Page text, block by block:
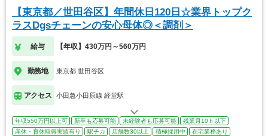
【東京都／世田谷区】年間休日120日☆業界トップク
ラスDgsチェーンの安心母体◎＜調剤＞
給与 【年収】430万円～560万円
勤務地 東京都 世田谷区
アクセス 小田急小田原線 経堂駅
年収550万円以上可 新卒も応募可能 未経験者も応募可能
残業月10ｈ以下
産休・育休取得実績有り
駅チカ 店舗数30以上 積極採用中
在宅業務あり